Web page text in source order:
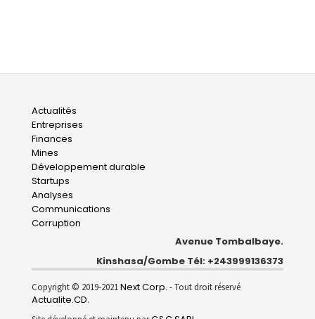
Main
navigation
Actualités
Entreprises
Finances
Mines
Développement durable
Startups
Analyses
Communications
Corruption
Avenue Tombalbaye.
Kinshasa/Gombe Tél: +243999136373
Copyright © 2019-2021Next Corp. - Tout droit réservé
Actualite.CD.